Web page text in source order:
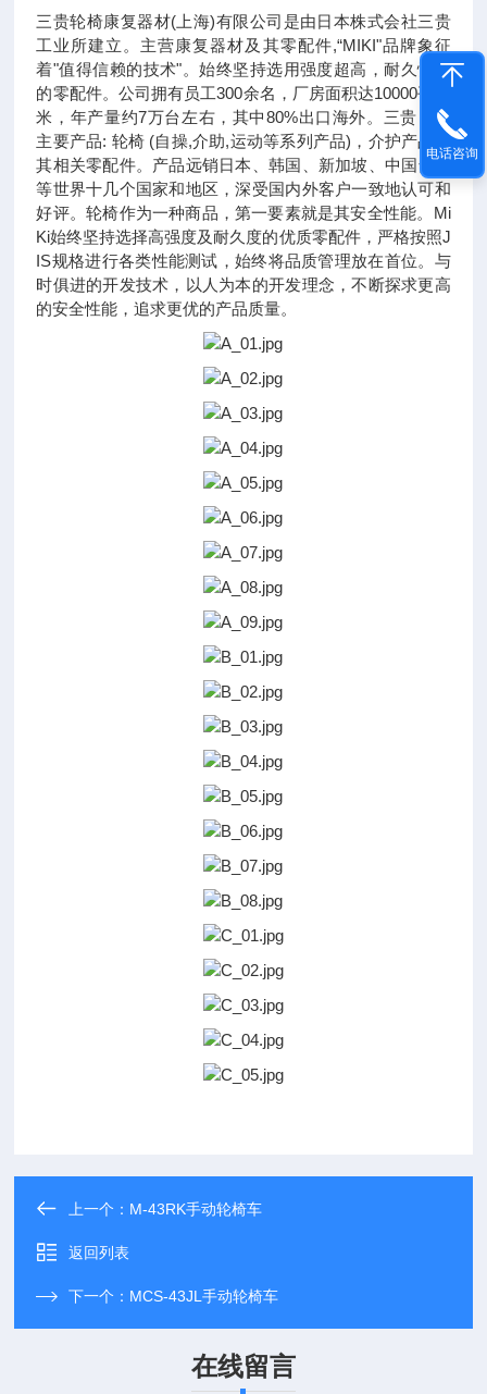
三贵轮椅康复器材(上海)有限公司是由日本株式会社三贵
工业所建立。主营康复器材及其零配件,“MIKI"品牌象征
着"值得信赖的技术"。始终坚持选用强度超高，耐久性能
的零配件。公司拥有员工300余名，厂房面积达10000平方
米，年产量约7万台左右，其中80%出口海外。三贵目前
主要产品: 轮椅 (自操,介助,运动等系列产品)，介护产品及
其相关零配件。产品远销日本、韩国、新加坡、中国台湾
等世界十几个国家和地区，深受国内外客户一致地认可和
好评。轮椅作为⼀种商品，第⼀要素就是其安全性能。Mi
Ki始终坚持选择⾼强度及耐久度的优质零配件，严格按照J
IS规格进⾏各类性能测试，始终将品质管理放在⾸位。与
时俱进的开发技术，以⼈为本的开发理念，不断探求更⾼
的安全性能，追求更优的产品质量。
上一个： M-43RK手动轮椅车
返回列表
下一个： MCS-43JL手动轮椅车
在线留言
电话咨询